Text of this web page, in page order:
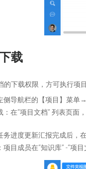
载
的下载权限，方可执行项
侧导航栏的【项目】菜单
在“项目文档” 列表页面
进度更新汇报完成后，
目成员在“知识库” -“项